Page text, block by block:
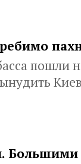
пошли
Большими